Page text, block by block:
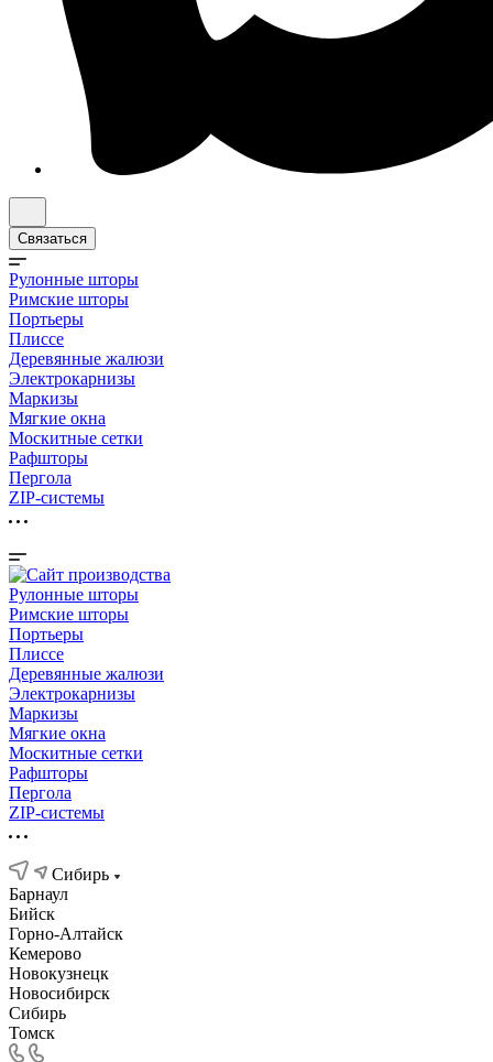
Связаться
Рулонные шторы
Римские шторы
Портьеры
Плиссе
Деревянные жалюзи
Электрокарнизы
Маркизы
Мягкие окна
Москитные сетки
Рафшторы
Пергола
ZIP-системы
Рулонные шторы
Римские шторы
Портьеры
Плиссе
Деревянные жалюзи
Электрокарнизы
Маркизы
Мягкие окна
Москитные сетки
Рафшторы
Пергола
ZIP-системы
Сибирь
Барнаул
Бийск
Горно-Алтайск
Кемерово
Новокузнецк
Новосибирск
Сибирь
Томск